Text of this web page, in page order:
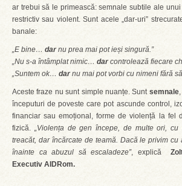
ar trebui să le primească: semnale subtile ale
restrictiv sau violent. Sunt acele „dar-uri”
banale:
„E bine… darnu prea mai pot ieși singură.”
„Nu s-a întâmplat nimic… darcontrolează fiecare
„Suntem ok… darnu mai pot vorbi cu nimeni fără
Aceste fraze nu sunt simple nuanțe. Sunt semnale
începuturi de poveste care pot ascunde control,
financiar sau emoțional, forme de violență la fel
fizică. „Violența de gen începe, de multe ori, cu
treacăt, dar încărcate de teamă. Dacă le privim cu
înainte ca abuzul să escaladeze”, explică
Executiv AIDRom.